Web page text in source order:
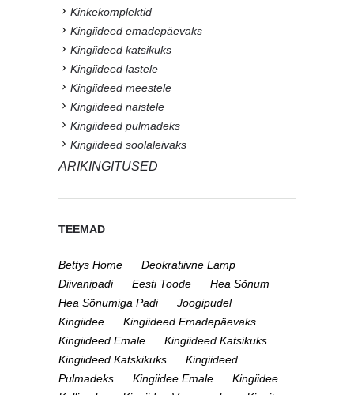
Kinkekomplektid
Kingiideed emadepäevaks
Kingiideed katsikuks
Kingiideed lastele
Kingiideed meestele
Kingiideed naistele
Kingiideed pulmadeks
Kingiideed soolaleivaks
ÄRIKINGITUSED
TEEMAD
Bettys Home
Deokratiivne Lamp
Diivanipadi
Eesti Toode
Hea Sõnum
Hea Sõnumiga Padi
Joogipudel
Kingiidee
Kingiideed Emadepäevaks
Kingiideed Emale
Kingiideed Katsikuks
Kingiideed Katskikuks
Kingiideed
Pulmadeks
Kingiidee Emale
Kingiidee